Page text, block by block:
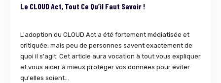
Le CLOUD Act, Tout Ce Qu’il Faut Savoir !
L'adoption du CLOUD Act a été fortement médiatisée et
critiquée, mais peu de personnes savent exactement de
quoi il s'agit. Cet article aura vocation à tout vous expliquer
et vous aider à mieux protéger vos données pour éviter
qu'elles soient...